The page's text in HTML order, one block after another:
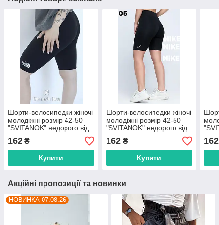
Шорти-велосипедки жіночі
молодіжні розмір 42-50
"SVITANOK" недорого від
162 ₴
Купити
Шорти-велосипедки жіночі
молодіжні розмір 42-50
"SVITANOK" недорого від
162₴
Купити
162
Акційні пропозиції та новинки
НОВИНКА 07.08.26